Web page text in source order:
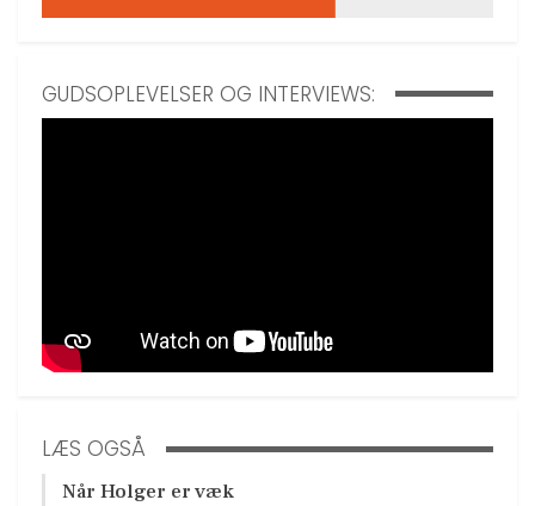
GUDSOPLEVELSER OG INTERVIEWS:
LÆS OGSÅ
Når Holger er væk